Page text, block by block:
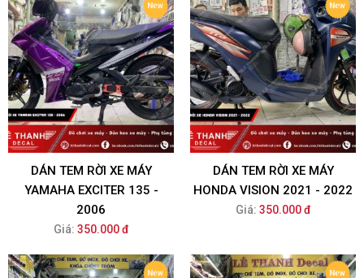
DÁN TEM RỜI XE MÁY
YAMAHA EXCITER 135 -
2006
Giá: 350.000 đ
DÁN TEM RỜI XE MÁY
HONDA VISION 2021 - 2022
Giá: 350.000 đ